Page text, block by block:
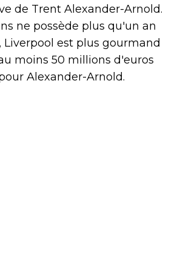
de Trent Alexander-Arnold.
ne possède plus qu'un an
est plus gourmand
moins 50 millions d'euros
Alexander-Arnold.